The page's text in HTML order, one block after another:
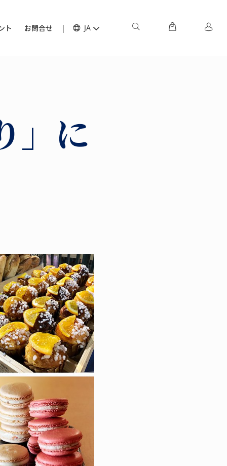
ト お問合せ JA
」に